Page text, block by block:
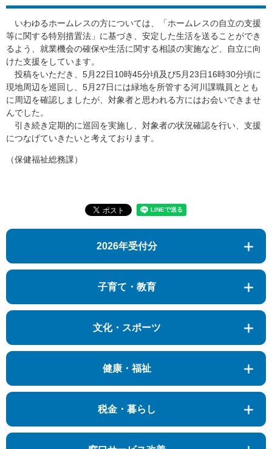
いわゆるホームレスの方については、「ホームレスの自立の支援
等に関する特別措置法」に基づき、安定した生活を送ることができ
るよう、就業機会の確保や生活に関する相談の実施など、自立に向
けた支援をしています。
投稿をいただき、5月22日10時45分頃及び5月23日16時30分頃に
現地周辺を巡回し、5月27日には緑地を所管する河川課職員ととも
に周辺を確認しましたが、対象者と思われる方にはお会いできませ
んでした。
引き続き定期的に巡回を実施し、対象者の状況確認を行い、支援
につなげていきたいと考えております。
（保健福祉総務課）
2026年受付分
子育て・教育
文化・スポーツ
健康・福祉
税金・暮らし